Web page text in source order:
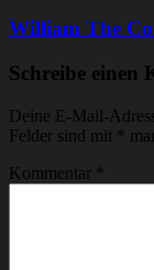
William The
Schreibe einen
Deine E-Mail-
Felder sind mit *
Kommentar *